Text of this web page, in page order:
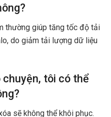
thường giúp tăng tốc độ tải
do giảm tải lượng dữ liệu
chuyện, tôi có thể
sẽ không thể khôi phục.